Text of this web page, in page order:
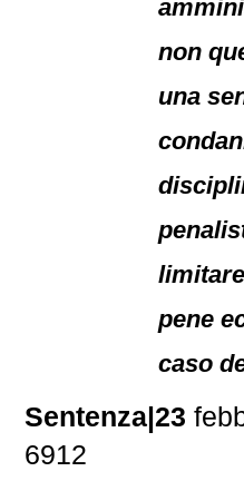
non
una
pene
caso
Sentenza|23
6912